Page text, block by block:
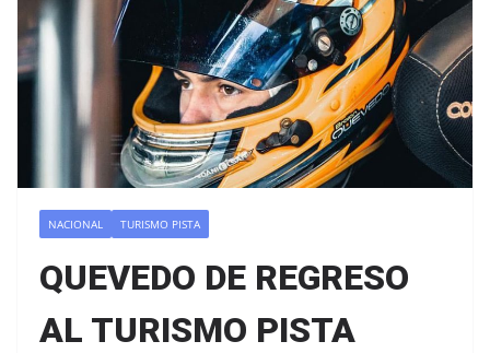
NACIONAL TURISMO PISTA
QUEVEDO DE REGRESO
AL TURISMO PISTA